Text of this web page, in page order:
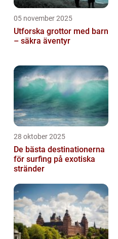
05 november 2025
Utforska grottor med barn
– säkra äventyr
28 oktober 2025
De bästa destinationerna
för surfing på exotiska
stränder